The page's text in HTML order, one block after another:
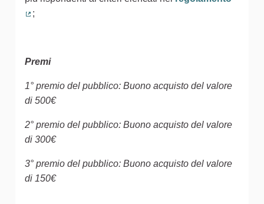
;
Premi
1° premio del pubblico: Buono acquisto del valore
di 500€
2° premio del pubblico: Buono acquisto del valore
di 300€
3° premio del pubblico: Buono acquisto del valore
di 150€